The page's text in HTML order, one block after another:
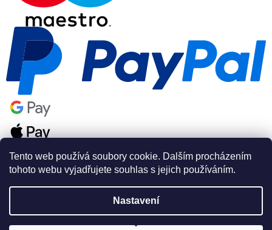
Tento web používá soubory cookie. Dalším procházením
tohoto webu vyjadřujete souhlas s jejich používáním.
Nastavení
Vytvořil Shoptet Premium